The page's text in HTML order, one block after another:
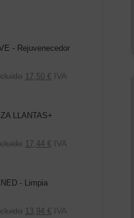
- Rejuvenecedor
17,50 € IVA
LLANTAS+
17,44 € IVA
- Limpia
13,94 € IVA